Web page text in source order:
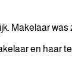
Makelaar
en haar